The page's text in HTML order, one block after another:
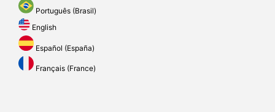
Português (Brasil)
English
Español (España)
Français (France)